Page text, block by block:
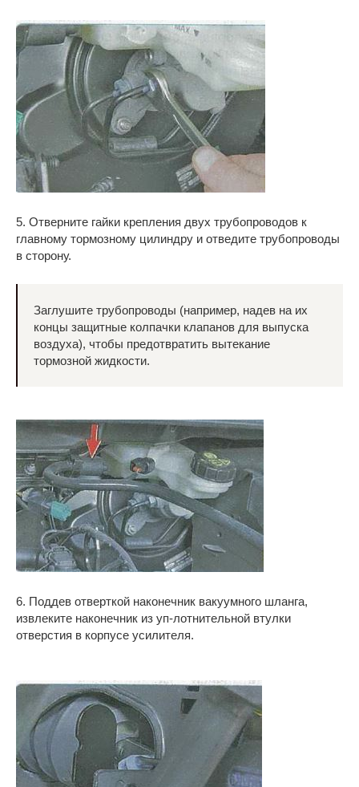
5. Отверните гайки крепления двух трубопроводов к
главному тормозному цилиндру и отведите трубопроводы
в сторону.
Заглушите трубопроводы (например, надев на их
концы защитные колпачки клапанов для выпуска
воздуха), чтобы предотвратить вытекание
тормозной жидкости.
6. Поддев отверткой наконечник вакуумного шланга,
извлеките наконечник из уп-лотнительной втулки
отверстия в корпусе усилителя.